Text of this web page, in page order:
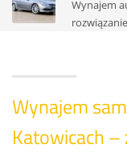
Wynajem
Wynajem
Katowicach –